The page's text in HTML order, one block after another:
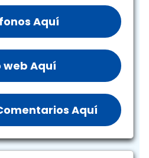
Aquí
web Aquí
Aquí